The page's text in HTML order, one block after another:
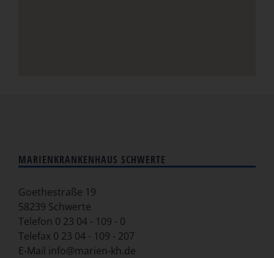
MARIENKRANKENHAUS SCHWERTE
Goethestraße 19
58239 Schwerte
Telefon 0 23 04 - 109 - 0
Telefax 0 23 04 - 109 - 207
E-Mail info@marien-kh.de